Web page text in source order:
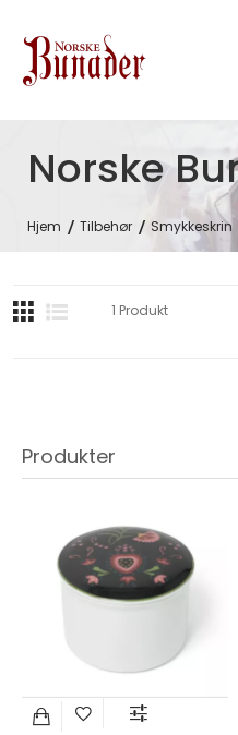
Norske
Hjem Tilbehør Smykkeskrin
Produkter
1 Produkt